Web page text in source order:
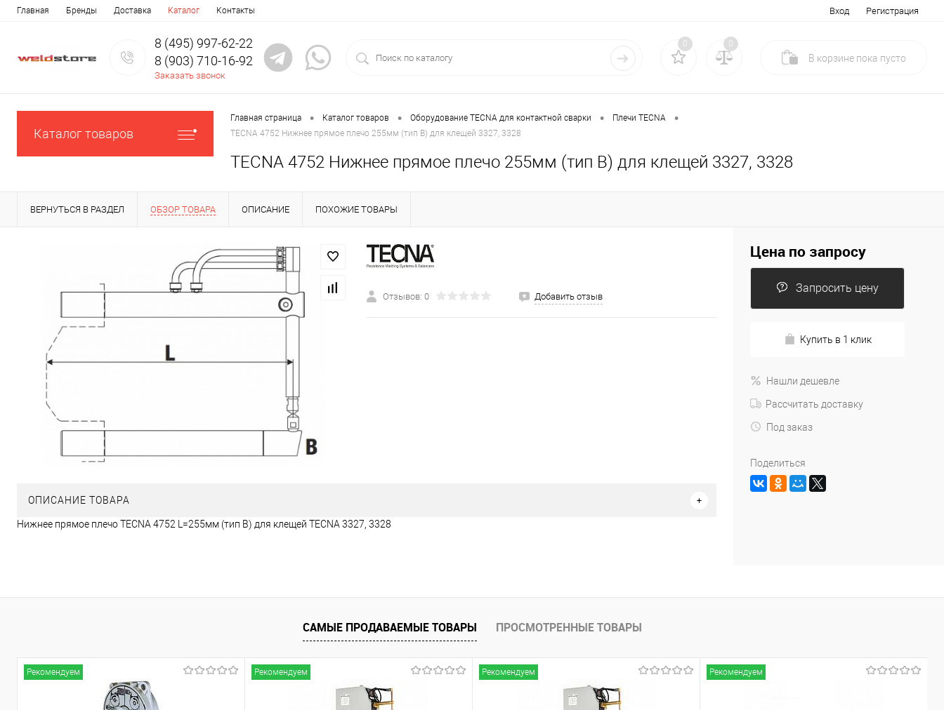
Главная Бренды Доставка Каталог Контакты Вход Регистрация
8 (495) 997-62-22
8 (903) 710-16-92
Заказать звонок
0 0
В корзине пока пусто
Каталог товаров
Главная страница • Каталог товаров • Оборудование TECNA для контактной сварки • Плечи TECNA •
TECNA 4752 Нижнее прямое плечо 255мм (тип B) для клещей 3327, 3328
TECNA 4752 Нижнее прямое плечо 255мм (тип B) для клещей 3327, 3328
ВЕРНУТЬСЯ В РАЗДЕЛ ОБЗОР ТОВАРА ОПИСАНИЕ ПОХОЖИЕ ТОВАРЫ
Отзывов: 0 Добавить отзыв
ОПИСАНИЕ ТОВАРА
Нижнее прямое плечо TECNA 4752 L=255мм (тип B) для клещей TECNA 3327, 3328
Цена по запросу
Запросить цену
Купить в 1 клик
Нашли дешевле
Рассчитать доставку
Под заказ
Поделиться
САМЫЕ ПРОДАВАЕМЫЕ ТОВАРЫ ПРОСМОТРЕННЫЕ ТОВАРЫ
Рекомендуем Рекомендуем Рекомендуем Рекомендуем